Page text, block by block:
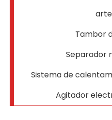
Tambor
Separador
Sistema de
Agitador